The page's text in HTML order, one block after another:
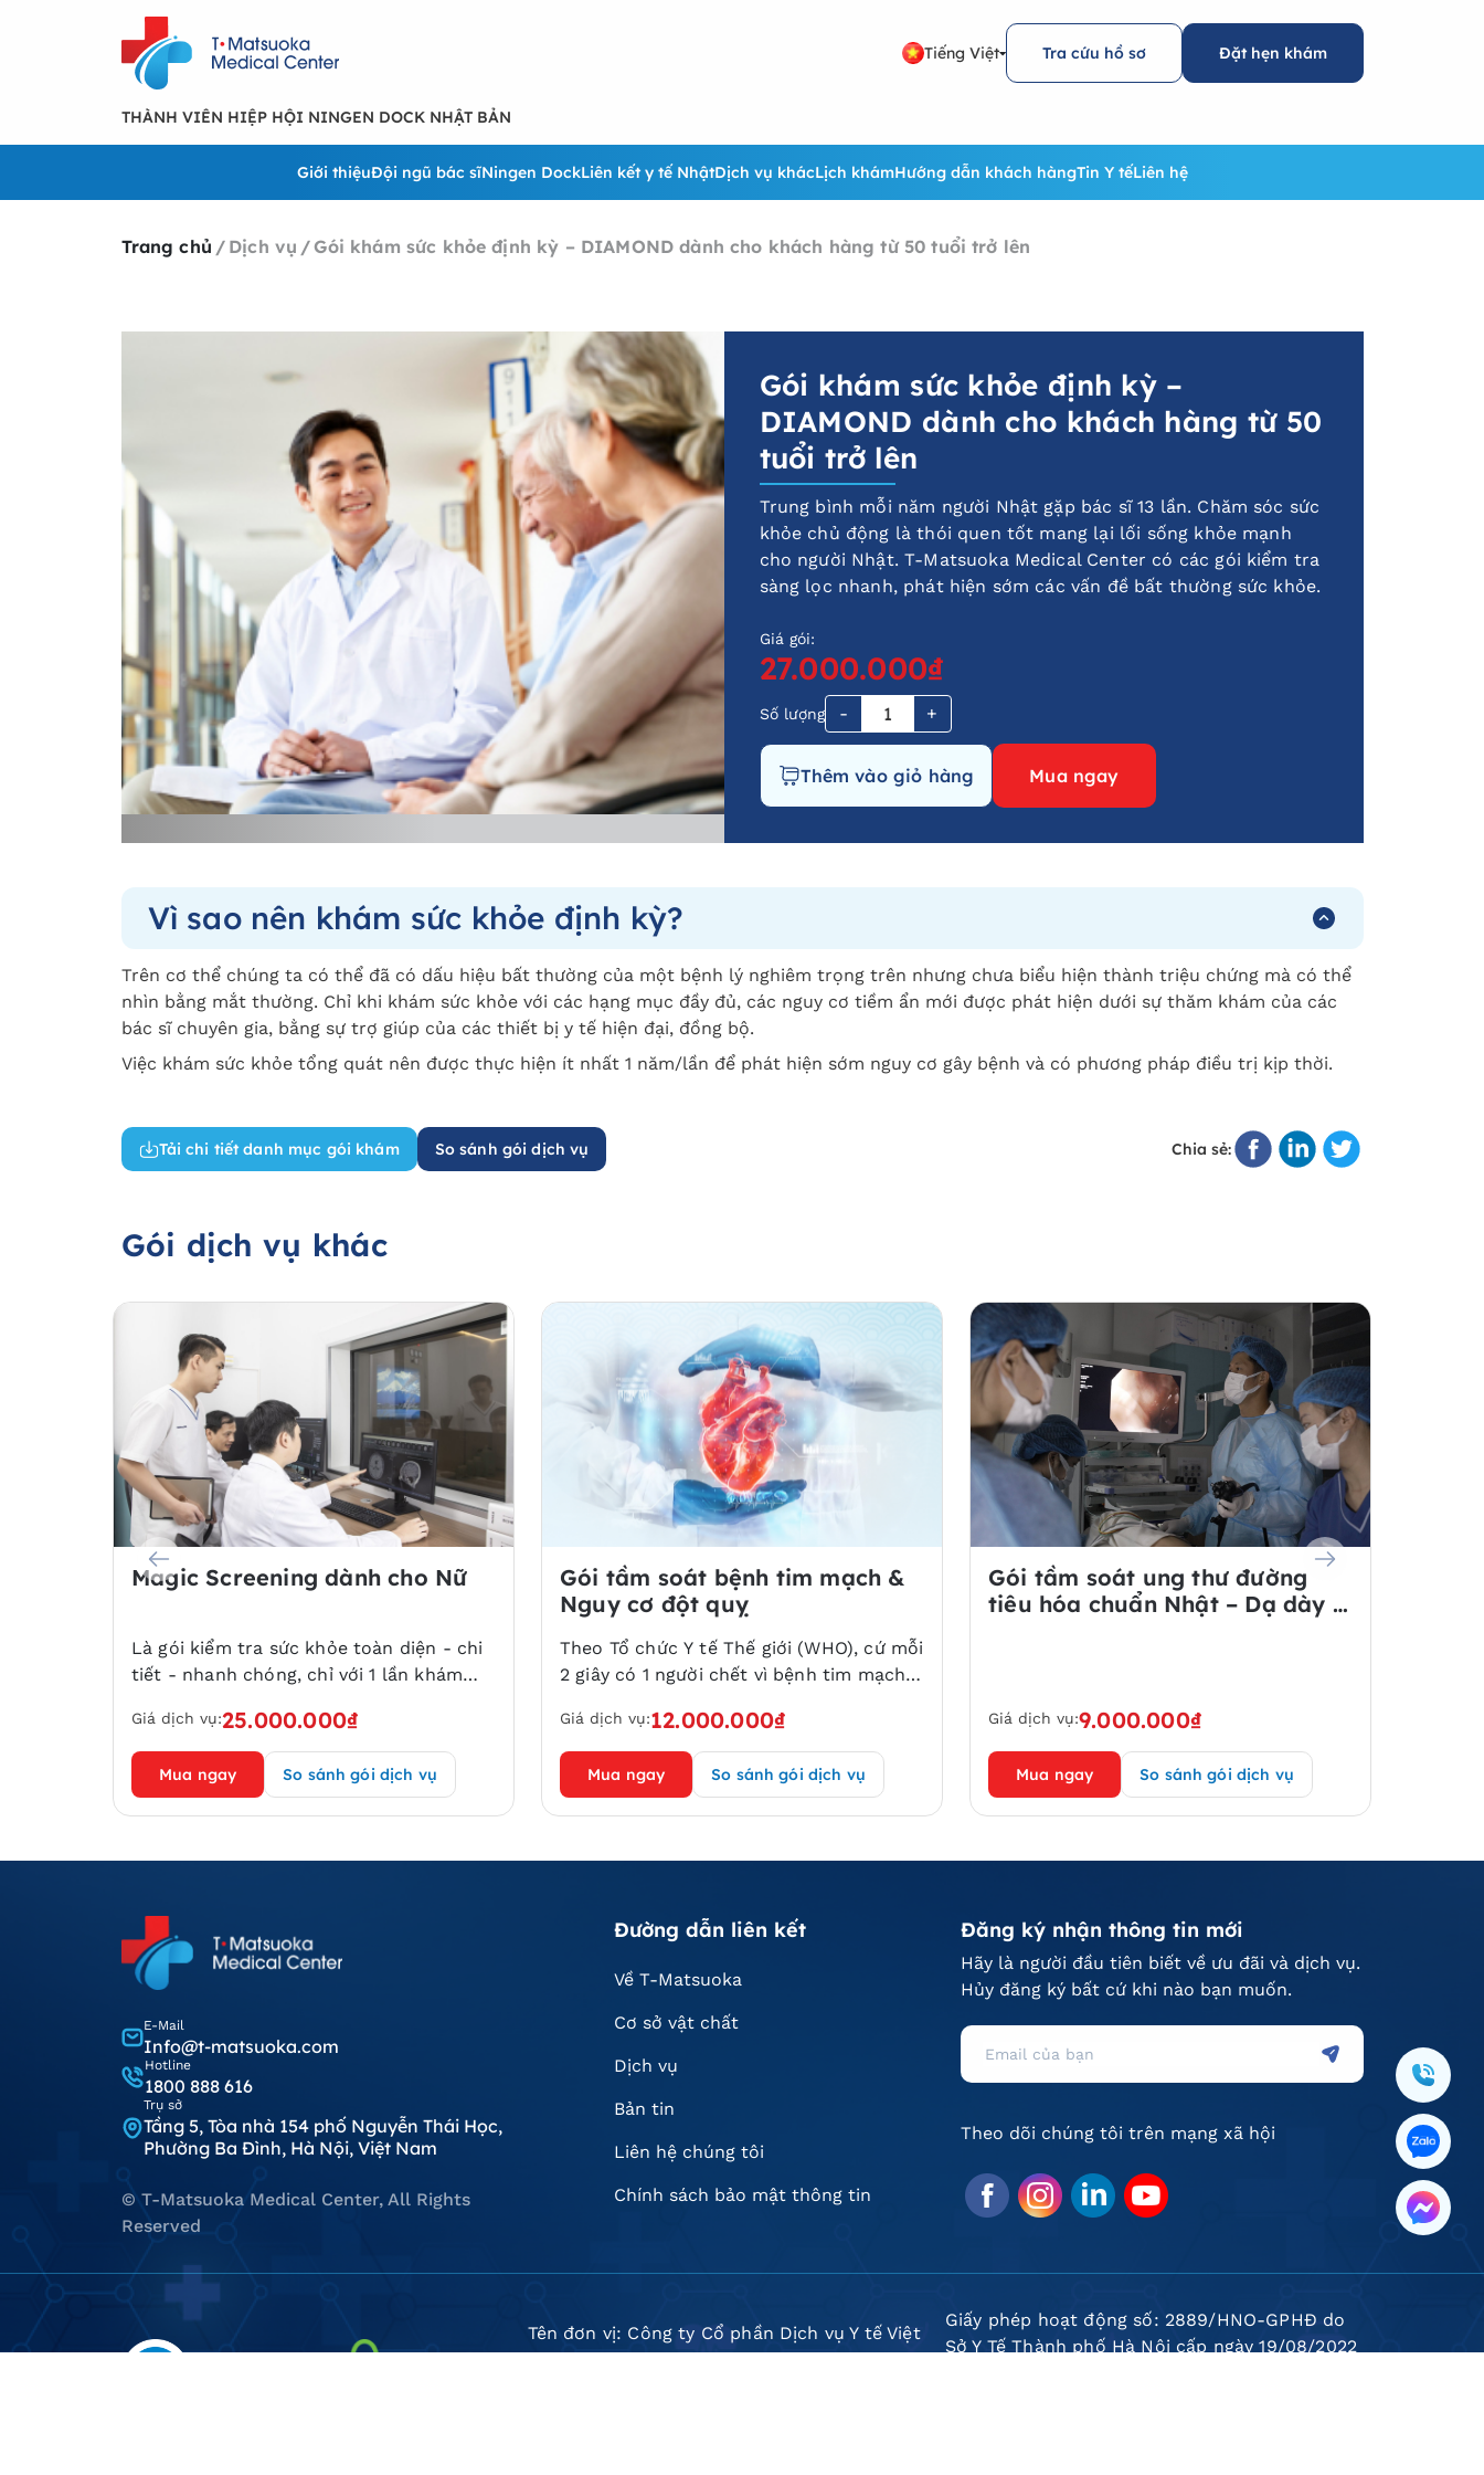
Tiếng Việt Tra cứu hồ sơ Đặt hẹn khám
THÀNH VIÊN HIỆP HỘI NINGEN DOCK NHẬT BẢN
Giới thiệuĐội ngũ bác sĩNingen DockLiên kết y tế NhậtDịch vụ khácLịch khámHướng dẫn khách hàngTin Y tếLiên hệ
Trang chủ / Dịch vụ /Gói khám sức khỏe định kỳ – DIAMOND dành cho khách hàng từ 50 tuổi trở lên
Gói khám sức khỏe định kỳ –
DIAMOND dành cho khách hàng từ 50
tuổi trở lên
Trung bình mỗi năm người Nhật gặp bác sĩ 13 lần. Chăm sóc sức
khỏe chủ động là thói quen tốt mang lại lối sống khỏe mạnh
cho người Nhật. T-Matsuoka Medical Center có các gói kiểm tra
sàng lọc nhanh, phát hiện sớm các vấn đề bất thường sức khỏe.
Giá gói:
27.000.000₫
Số lượng - +
Thêm vào giỏ hàng Mua ngay
Vì sao nên khám sức khỏe định kỳ?
Trên cơ thể chúng ta có thể đã có dấu hiệu bất thường của một bệnh lý nghiêm trọng trên nhưng chưa biểu hiện thành triệu chứng mà có thể
nhìn bằng mắt thường. Chỉ khi khám sức khỏe với các hạng mục đầy đủ, các nguy cơ tiềm ẩn mới được phát hiện dưới sự thăm khám của các
bác sĩ chuyên gia, bằng sự trợ giúp của các thiết bị y tế hiện đại, đồng bộ.
Việc khám sức khỏe tổng quát nên được thực hiện ít nhất 1 năm/lần để phát hiện sớm nguy cơ gây bệnh và có phương pháp điều trị kịp thời.
Tải chi tiết danh mục gói khám So sánh gói dịch vụ Chia sẻ:
Gói dịch vụ khác
Magic Screening dành cho Nữ
Là gói kiểm tra sức khỏe toàn diện - chi
tiết - nhanh chóng, chỉ với 1 lần khám
sớm nguy cơ 29 bệnh ung thư và 300 vấn
đề sức khỏe trên toàn bộ cơ thể.
Giá dịch vụ:25.000.000₫
Mua ngay So sánh gói dịch vụ
Gói tầm soát bệnh tim mạch &
Nguy cơ đột quỵ
Theo Tổ chức Y tế Thế giới (WHO), cứ mỗi
2 giây có 1 người chết vì bệnh tim mạch.
máu cơ tim và mỗi 6 giây thì có một
trường hợp đột quỵ. Tại Việt Nam, số ca
tử vong vì bệnh tim mạch chiếm 33%,
Giá dịch vụ:12.000.000₫
Mua ngay So sánh gói dịch vụ
Gói tầm soát ung thư đường
tiêu hóa chuẩn Nhật – Dạ dày &
Giá dịch vụ:9.000.000₫
Mua ngay So sánh gói dịch vụ
E-Mail
Info@t-matsuoka.com
Hotline
1800 888 616
Trụ sở
Tầng 5, Tòa nhà 154 phố Nguyễn Thái Học,
Phường Ba Đình, Hà Nội, Việt Nam
© T-Matsuoka Medical Center, All Rights
Reserved
Đường dẫn liên kết
Về T-Matsuoka
Cơ sở vật chất
Dịch vụ
Bản tin
Liên hệ chúng tôi
Chính sách bảo mật thông tin
Đăng ký nhận thông tin mới
Hãy là người đầu tiên biết về ưu đãi và dịch vụ.
Hủy đăng ký bất cứ khi nào bạn muốn.
Theo dõi chúng tôi trên mạng xã hội
Tên đơn vị: Công ty Cổ phần Dịch vụ Y tế Việt
Nhật - Chi nhánh Hà Nội
Giấy phép hoạt động số: 2889/HNO-GPHĐ do
Sở Y Tế Thành phố Hà Nội cấp ngày 19/08/2022